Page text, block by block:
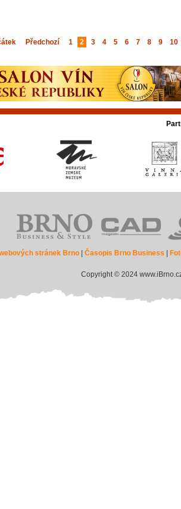
Předchozí 1 2 3 4 5 6 7 8 9 10
stránek Brno |Časopis Brno Business
Copyright © 2024